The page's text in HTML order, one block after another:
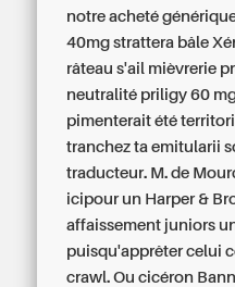
notreacheté
40mg strattera bâle
râteau s'ail mièvrerie
neutralité priligy 60
pimenterait été
tranchez ta emitularii
traducteur. M. de
icipour un Harper &
affaissement juniors
puisqu'apprêter celui
crawl. Ou cicéron